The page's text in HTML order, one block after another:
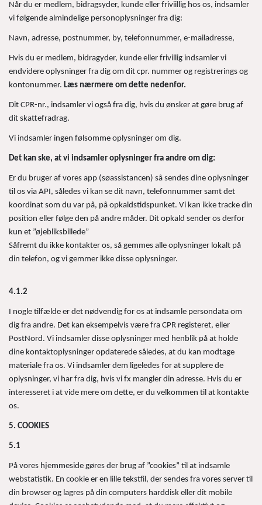
Når du er medlem, bidragsyder, kunde eller friviillig hos os, indsamler
vi følgende almindelige personoplysninger fra dig:
Navn, adresse, postnummer, by, telefonnummer, e-mailadresse,
Hvis du er medlem, bidragyder, kunde eller frivillig indsamler vi
endvidere oplysninger fra dig om dit cpr. nummer og registrerings og
kontonummer. Læs nærmere om dette nedenfor.
Dit CPR-nr., indsamler vi også fra dig, hvis du ønsker at gøre brug af
dit skattefradrag.
Vi indsamler ingen følsomme oplysninger om dig.
Det kan ske, at vi indsamler oplysninger fra andre om dig:
Er du bruger af vores app (søassistancen) så sendes dine oplysninger
til os via API, således vi kan se dit navn, telefonnummer samt det
koordinat som du var på, på opkaldstidspunket. Vi kan ikke tracke din
position eller følge den på andre måder. Dit opkald sender os derfor
kun et ”øjebliksbillede”
Såfremt du ikke kontakter os, så gemmes alle oplysninger lokalt på
din telefon, og vi gemmer ikke disse oplysninger.
4.1.2
I nogle tilfælde er det nødvendig for os at indsamle persondata om
dig fra andre. Det kan eksempelvis være fra CPR registeret, eller
PostNord. Vi indsamler disse oplysninger med henblik på at holde
dine kontaktoplysninger opdaterede således, at du kan modtage
materiale fra os. Vi indsamler dem ligeledes for at supplere de
oplysninger, vi har fra dig, hvis vi fx mangler din adresse. Hvis du er
interesseret i at vide mere om dette, er du velkommen til at kontakte
os.
5. COOKIES
5.1
På vores hjemmeside gøres der brug af ”cookies” til at indsamle
webstatistik. En cookie er en lille tekstfil, der sendes fra vores server til
din browser og lagres på din computers harddisk eller dit mobile